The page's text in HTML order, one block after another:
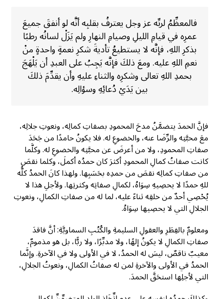
فالمعظِّمُ لربِّه عز وجل يعترفُ بقلبِه أنَّه لو أنفقَ جميعَ
عمرِه في قيامِ الليلِ وصيامِ النهارِ ولم يَزَلْ لسانُه رطبًا
بذكرِ اللهِ، فإنَّه لا يستطيعُ تأديةَ شكرِ نعمةٍ واحدةٍ منْ
نعمِ اللهِ عليه. ومعَ ذلكَ فإنَّه يَجِبُ على العبدِ أن يَلْهَجَ
بحمدِ اللهِ تعالى وشكرِه والثناءِ عليهِ وأن يقدِّمَ ذلكَ
بين يَدَيْ دُعائِهِ وسؤالِه.
فإنَّ الحمدَ يتضمَّنُ مدحَ المحمودِ بصفاتِ كمالِه، ونعوتِ جلالِه،
معَ محبَّتِه والرِّضَا عنه، والخضوعِ له. فلا يكونُ حامدًا من جَحَدَ
صفاتِ المحمودِ، ولا من أعرضَ عن محبَّتِه والخضوعِ له. وكلَّما
كانت صفاتُ كمالِ المحمودِ أكثرَ كان حمدُه أكملَ، وكلما نقصَ
من صفاتِ كمالِه نقصَ من حمدِه بحَسَبِها. ولهذا كانَ الحمدُ كلُّه
للهِ حمدًا لا يحصِيهِ سِوَاهُ، لكمالِ صفاتِه وكثرتِها. ولأجلِ هذا لا
يُحْصِي أحدٌ من خلقِه ثناءً عليه، لما له من صفاتِ الكمالِ، ونعوتِ
الجلالِ التي لا يحصِيها سِوَاهُ.
ومعلومٌ بالفِطَرِ والعقولِ السليمةِ والكُتُبِ السماويَّةِ: أنَّ فاقدَ
صفاتِ الكمالِ لا يكونُ إلهًا، ولا مدبِّرًا، ولا ربًّا، بل هو مذمومٌ،
معيبٌ ناقصٌ، ليسَ له الحمدُ، لا في الأولى ولا في الآخرةِ. وإنَّما
الحمدُ في الأولى والآخرةِ لمن له صفاتُ الكمالِ، ونعوتُ الجلالِ،
التي لأجلِها استحَقَّ الحمدَ.